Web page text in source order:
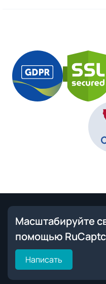
Масштабируйте
помощью
Написать